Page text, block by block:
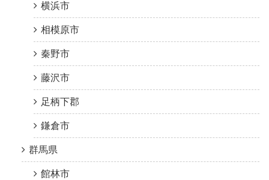
横浜市
相模原市
秦野市
藤沢市
足柄下郡
鎌倉市
群馬県
館林市